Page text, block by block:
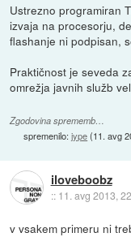
Ustrezno programiran
izvaja na procesorju,
flashanje ni podpisan,
Praktičnost je seveda
omrežja javnih služb
Zgodovina sprememb…
spremenilo:jype(11. avg
iloveboobz
:: 11. avg 2013,
v vsakem primeru ni